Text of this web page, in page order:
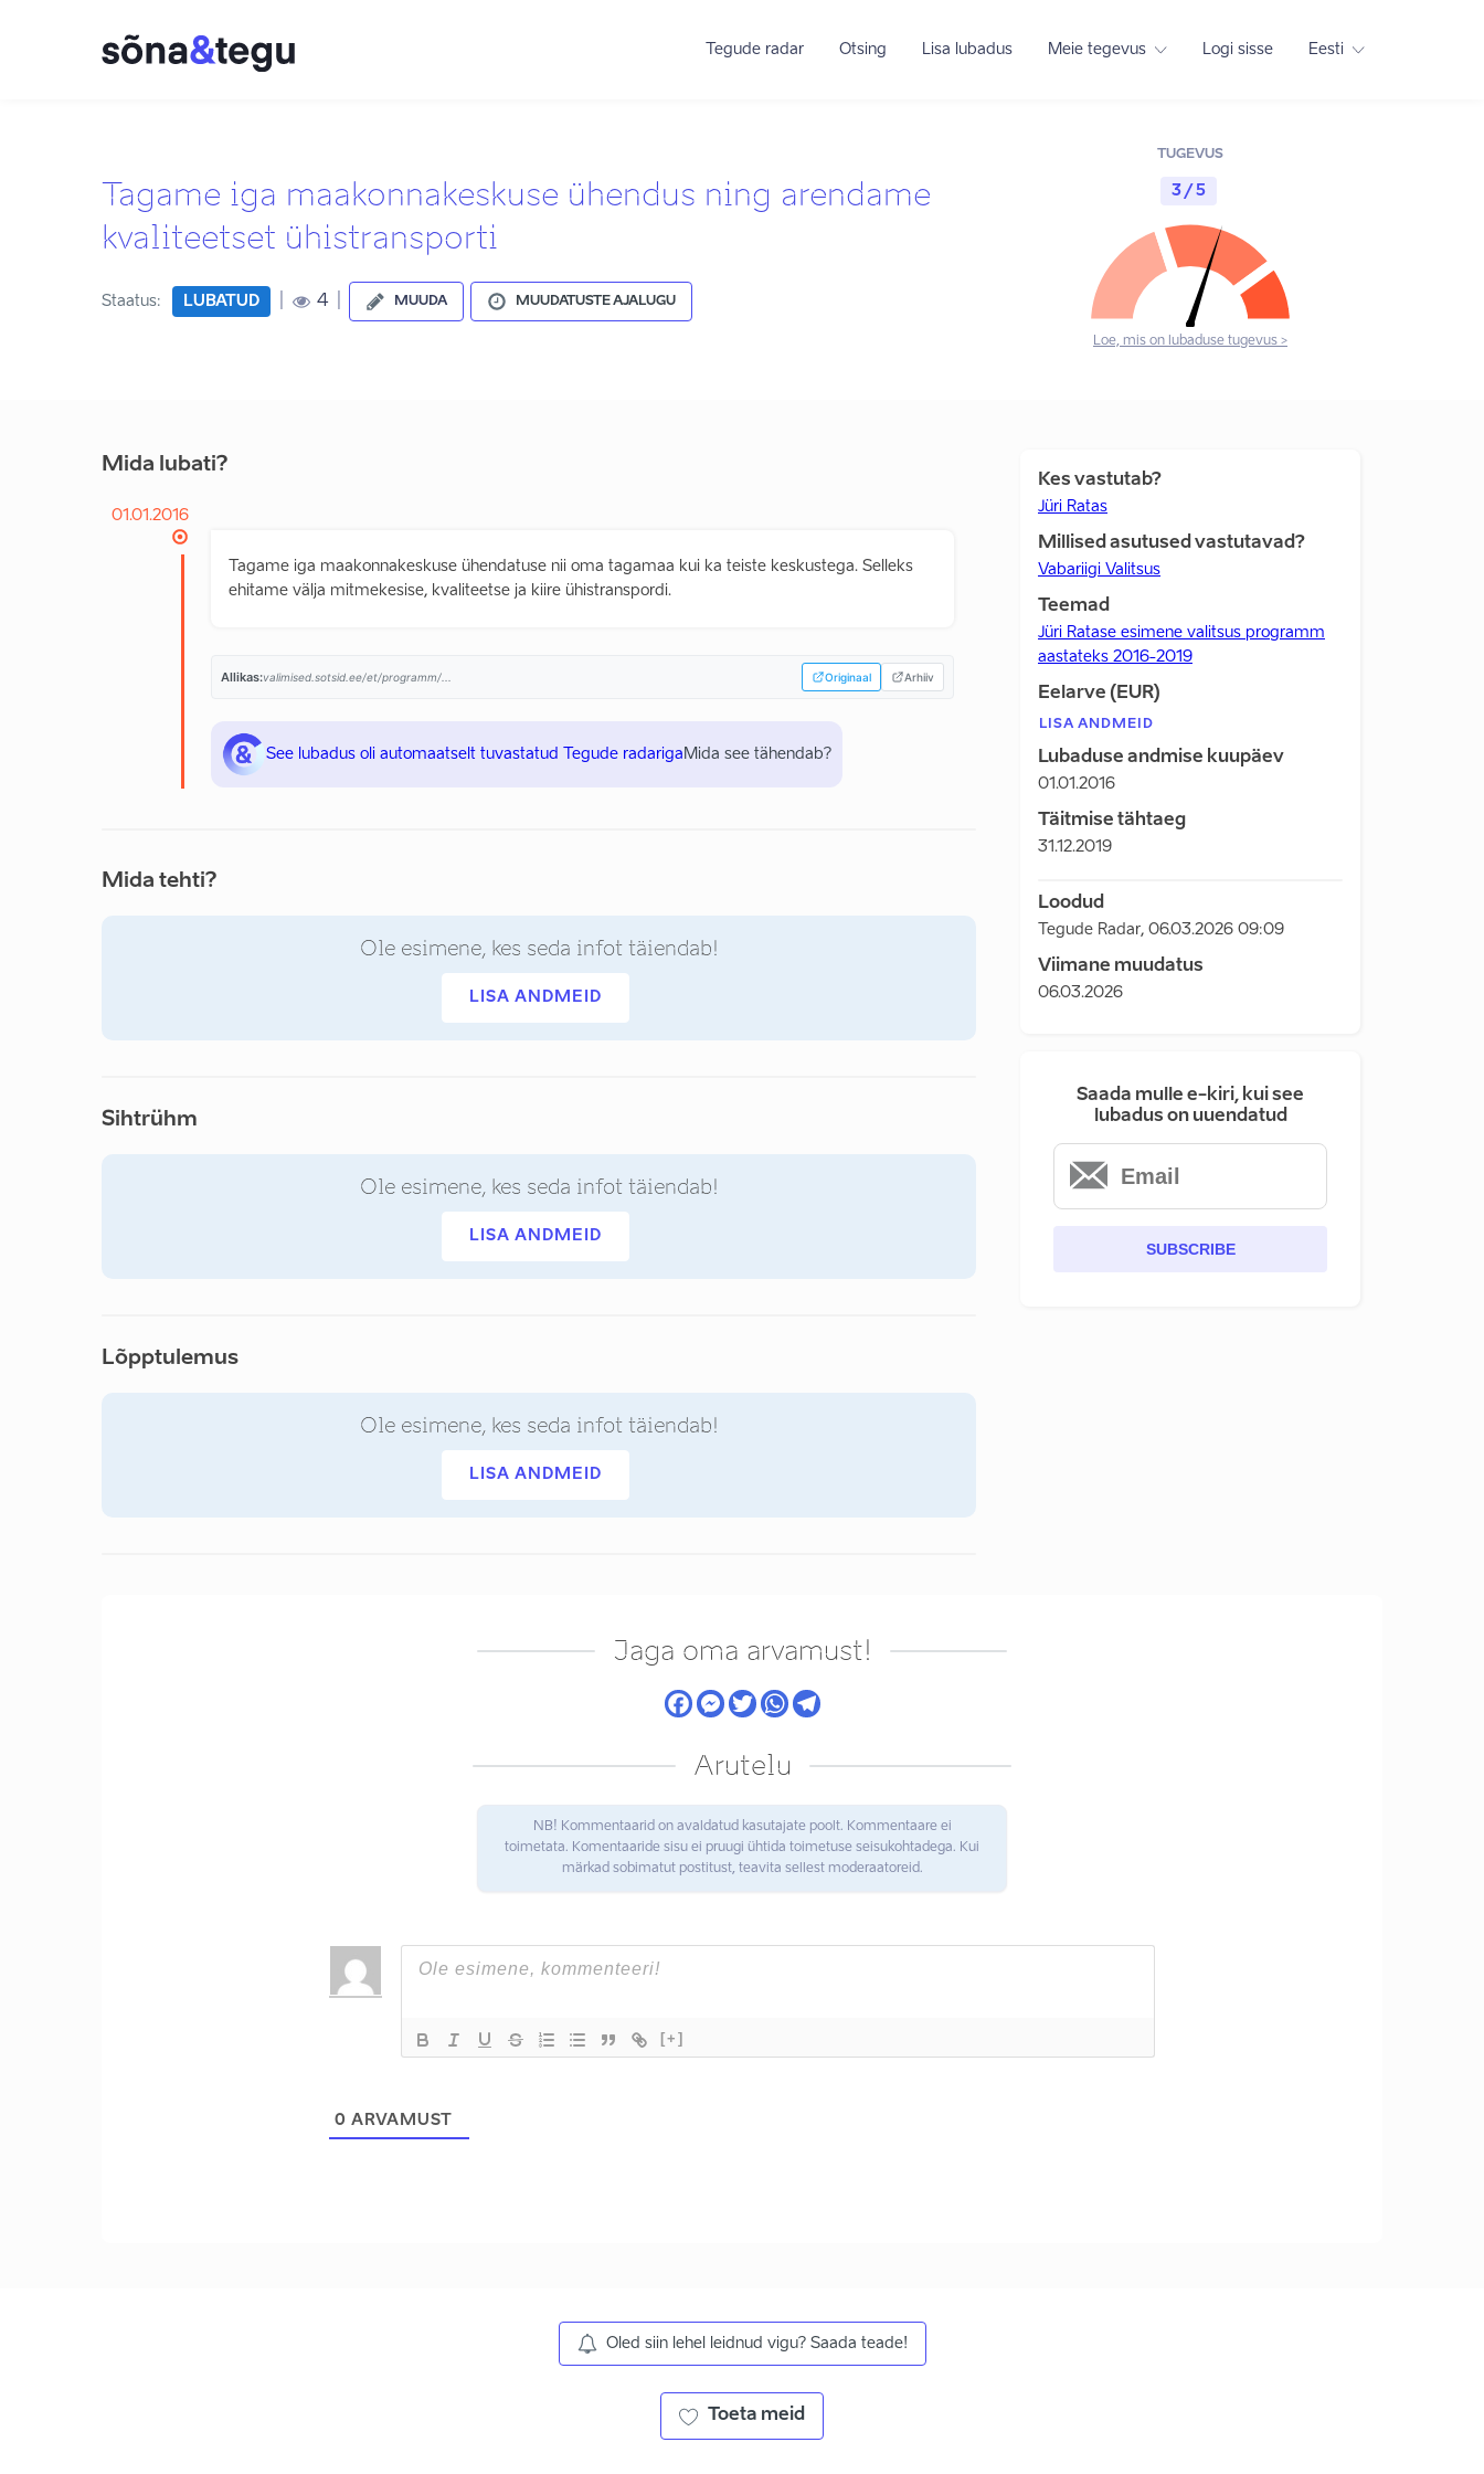
Tegude radar Otsing Lisa lubadus Meie tegevus Logi sisse Eesti
Tagame iga maakonnakeskuse ühendus ning arendame
kvaliteetset ühistransporti
Staatus: LUBATUD 4 MUUDA MUUDATUSTE AJALUGU
TUGEVUS
3 / 5
Loe, mis on lubaduse tugevus >
Mida lubati?
01.01.2016
Tagame iga maakonnakeskuse ühendatuse nii oma tagamaa kui ka teiste keskustega. Selleks
ehitame välja mitmekesise, kvaliteetse ja kiire ühistranspordi.
Allikas:valimised.sotsid.ee/et/programm/... Originaal Arhiiv
See lubadus oli automaatselt tuvastatud Tegude radariga Mida see tähendab?
Mida tehti?
Ole esimene, kes seda infot täiendab!
LISA ANDMEID
Sihtrühm
Ole esimene, kes seda infot täiendab!
LISA ANDMEID
Lõpptulemus
Ole esimene, kes seda infot täiendab!
LISA ANDMEID
Kes vastutab?
Jüri Ratas
Millised asutused vastutavad?
Vabariigi Valitsus
Teemad
Jüri Ratase esimene valitsus programm
aastateks 2016-2019
Eelarve (EUR)
LISA ANDMEID
Lubaduse andmise kuupäev
01.01.2016
Täitmise tähtaeg
31.12.2019
Loodud
Tegude Radar, 06.03.2026 09:09
Viimane muudatus
06.03.2026
Saada mulle e-kiri, kui see
lubadus on uuendatud
SUBSCRIBE
Jaga oma arvamust!
Arutelu
NB! Kommentaarid on avaldatud kasutajate poolt. Kommentaare ei
toimetata. Komentaaride sisu ei pruugi ühtida toimetuse seisukohtadega. Kui
märkad sobimatut postitust, teavita sellest moderaatoreid.
[+]
0 ARVAMUST
Oled siin lehel leidnud vigu? Saada teade!
Toeta meid